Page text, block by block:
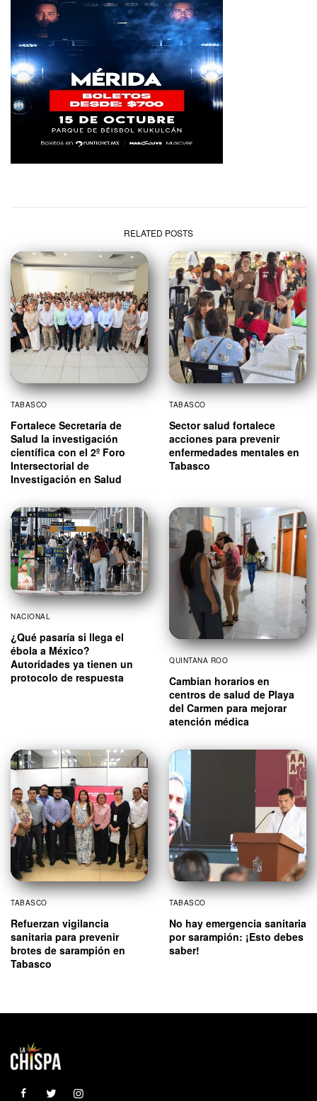
RELATED POSTS
TABASCO
Fortalece Secretaría de
Salud la investigación
científica con el 2º Foro
Intersectorial de
Investigación en Salud
TABASCO
Sector salud fortalece
acciones para prevenir
enfermedades mentales en
Tabasco
NACIONAL
¿Qué pasaría si llega el
ébola a México?
Autoridades ya tienen un
protocolo de respuesta
QUINTANA ROO
Cambian horarios en
centros de salud de Playa
del Carmen para mejorar
atención médica
TABASCO
Refuerzan vigilancia
sanitaria para prevenir
brotes de sarampión en
Tabasco
TABASCO
No hay emergencia sanitaria
por sarampión: ¡Esto debes
saber!